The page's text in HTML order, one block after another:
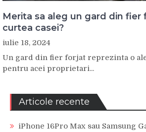
Merita sa aleg un gard din fier
curtea casei?
iulie 18, 2024
Un gard din fier forjat reprezinta o
pentru acei proprietari...
Articole recente
iPhone 16Pro Max sau Samsung